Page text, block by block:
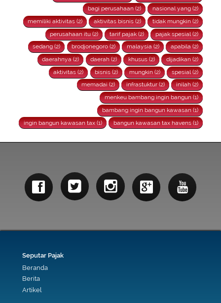
bagi perusahaan (2)
nasional yang (2)
memiliki aktivitas (2)
aktivitas bisnis (2)
tidak mungkin (2)
perusahaan itu (2)
tarif pajak (2)
pajak spesial (2)
sedang (2)
brodjonegoro (2) malaysia (2)
apabila (2)
daerahnya (2)
daerah (2) khusus (2)
dijadikan (2)
aktivitas (2)
bisnis (2) mungkin (2)
spesial (2)
memadai (2)
infrastuktur (2)
inilah (2)
menkeu bambang ingin bangun (1)
bambang ingin bangun kawasan (1)
ingin bangun kawasan tax (1)
bangun kawasan tax havens (1)
Seputar Pajak
Beranda
Berita
Artikel